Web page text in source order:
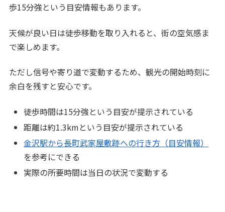
歩15分強という目安情報もあります。
天候が良い日は徒歩移動を取り入れると、街の空気感ま
で楽しめます。
ただし信号や寄り道で変動するため、観光の開始時刻に
余白を残すと安心です。
徒歩時間は15分強という目安が提示されている
距離は約1.3kmという目安が提示されている
金沢駅から長町武家屋敷跡への行き方（目安情報）
を参考にできる
実際の所要時間は当日の状況で変動する